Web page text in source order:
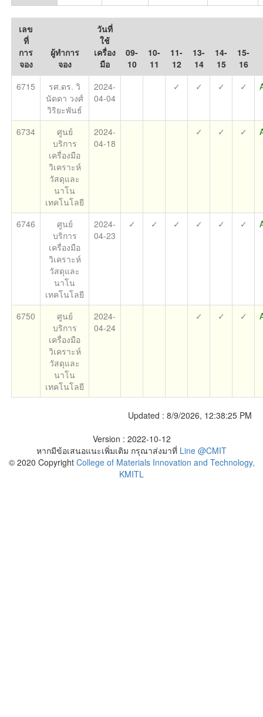
เลข
ที่
การ
จอง
ผู้ทำการ
จอง
วันที่
ใช้
เครื่อง
มือ
09-
10
10-
11
11-
12
13-
14
14-
15
15-
16
6715
รศ.ดร. วิ
นัดดา วงศ์
วิริยะพันธ์
2024-
04-04
✓ ✓ ✓ ✓
6734
ศูนย์
บริการ
เครื่องมือ
วิเคราะห์
วัสดุและ
นาโน
เทคโนโลยี
2024-
04-18
✓ ✓ ✓
6746
ศูนย์
บริการ
เครื่องมือ
วิเคราะห์
วัสดุและ
นาโน
เทคโนโลยี
2024-
04-23
✓ ✓ ✓ ✓ ✓ ✓
6750
ศูนย์
บริการ
เครื่องมือ
วิเคราะห์
วัสดุและ
นาโน
เทคโนโลยี
2024-
04-24
✓ ✓ ✓
Updated : 8/9/2026, 12:38:25 PM
Version : 2022-10-12
หากมีข้อเสนอแนะเพิ่มเติม กรุณาส่งมาที่ Line @CMIT
© 2020 CopyrightCollege of Materials Innovation and Technology,
KMITL